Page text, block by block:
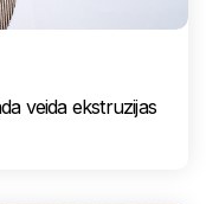
veida ekstruzijas